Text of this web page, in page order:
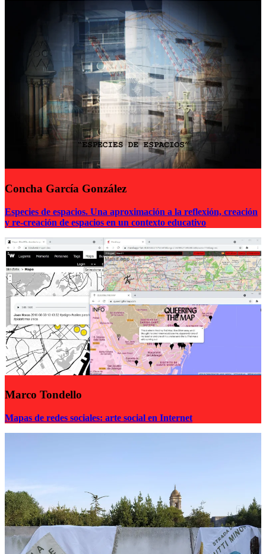
Concha García González
Especies de espacios. Una aproximación a la reflexión, creación
y re-creación de espacios en un contexto educativo
Marco Tondello
Mapas de redes sociales: arte social en Internet